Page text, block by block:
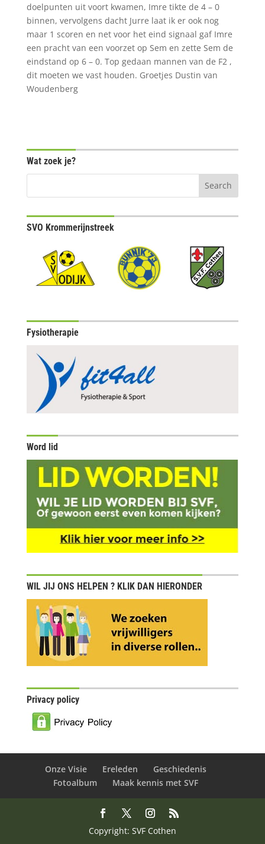
doelpunten uit voort kwamen, Imre tikte de 4 – 0
binnen, vervolgens dacht Jurre laat ik er ook nog
maar 1 scoren en net voor het eind signaal gaf Imre
een pracht van een voorzet op Sem en zette Sem de
eindstand op 6 – 0. Top gedaan mannen van de F2 ,
dit moeten we vast houden. Groetjes Dustin van
Woudenberg
Wat zoek je?
SVO Krommerijnstreek
Fysiotherapie
Word lid
WIL JIJ ONS HELPEN ? KLIK DAN HIERONDER
Privacy policy
Onze Visie Ereleden
Geschiedenis
Fotoalbum
Maak kennis met SVF
Copyright: SVF Cothen